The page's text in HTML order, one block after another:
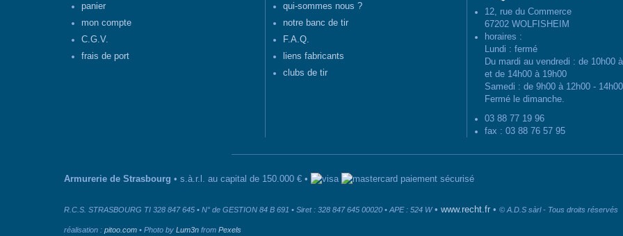
panier
mon compte
C.G.V.
frais de port
qui-sommes nous ?
notre banc de tir
F.A.Q.
liens fabricants
clubs de tir
12, rue du Commerce
67202 WOLFISHEIM
horaires :
Lundi : fermé
Du mardi au vendredi : de 10h00
et de 14h00 à 19h00
Samedi : de 9h00 à 12h00 -
Fermé le dimanche.
03 88 77 19 96
fax : 03 88 76 57 95
Armurerie de Strasbourg • s.à.r.l. au capital de 150.000 € • paiement sécurisé
R.C.S. STRASBOURG TI 328 847 645 • N° de GESTION 84 B 691 • Siret : 328 847 645 00020 • APE : 524 W• www.recht.fr • © A.D.S sàrl - Tous droits réservés
réalisation : pitoo.com • Photo by Lum3n from Pexels